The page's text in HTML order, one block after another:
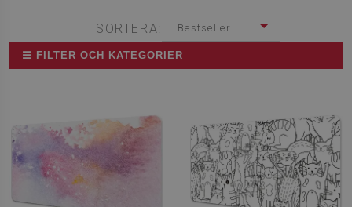
SORTERA: Bestseller
☰ FILTER OCH KATEGORIER